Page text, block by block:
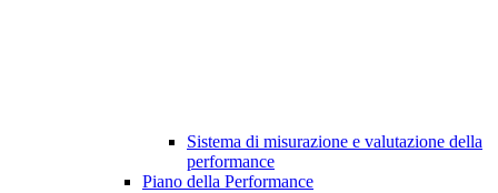
Sistema di misurazione e valutazione della
performance
Piano della Performance